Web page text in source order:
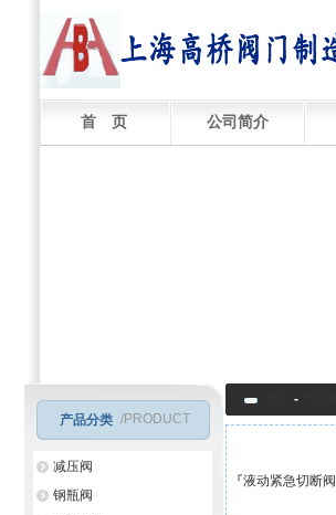
首 页 公司简介
产品分类 /PRODUCT
减压阀
钢瓶阀
-
『液动紧急切断阀